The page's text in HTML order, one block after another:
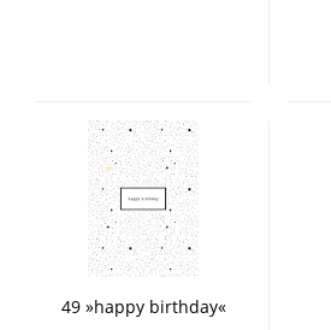
49 »happy birthday«